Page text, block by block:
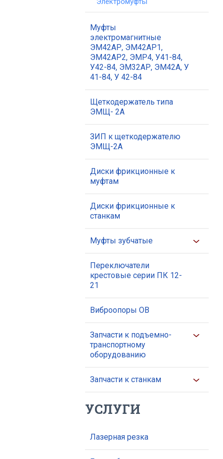
Муфты
электромагнитные
ЭМ42АР, ЭМ42АР1,
ЭМ42АР2, ЭМР4, У41-84,
У42-84, ЭМ32АР, ЭМ42А, У
41-84, У 42-84
Щеткодержатель типа
ЭМЩ- 2А
ЗИП к щеткодержателю
ЭМЩ-2А
Диски фрикционные к
муфтам
Диски фрикционные к
станкам
Муфты зубчатые
Переключатели
крестовые серии ПК 12-
21
Виброопоры ОВ
Запчасти к подъемно-
транспортному
оборудованию
Запчасти к станкам
УСЛУГИ
Лазерная резка